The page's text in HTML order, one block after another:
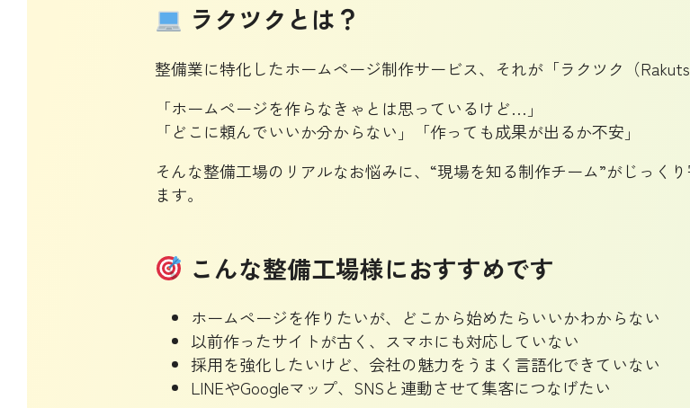
ラクツクとは？
整備業に特化したホームページ制作サービス、それが「ラクツク（
「ホームページを作らなきゃとは思っているけど…」
「どこに頼んでいいか分からない」「作っても成果が出るか不安」
そんな整備工場のリアルなお悩みに、“現場を知る制作チーム”がじっく
ます。
こんな整備工場様におすすめです
ホームページを作りたいが、どこから始めたらいいかわからない
以前作ったサイトが古く、スマホにも対応していない
採用を強化したいけど、会社の魅力をうまく言語化できていない
LINEやGoogleマップ、SNSと連動させて集客につなげたい